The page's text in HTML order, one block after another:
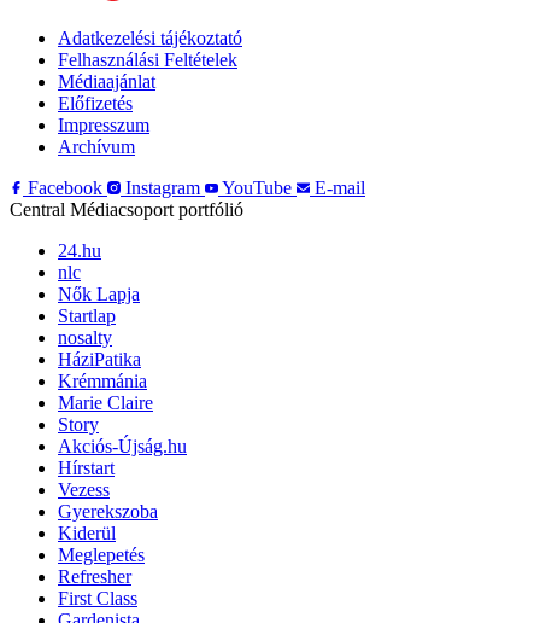
Adatkezelési tájékoztató
Felhasználási Feltételek
Médiaajánlat
Előfizetés
Impresszum
Archívum
Facebook
Instagram YouTube
E-mail
Central Médiacsoport portfólió
24.hu
nlc
Nők Lapja
Startlap
nosalty
HáziPatika
Krémmánia
Marie Claire
Story
Akciós-Újság.hu
Hírstart
Vezess
Gyerekszoba
Kiderül
Meglepetés
Refresher
First Class